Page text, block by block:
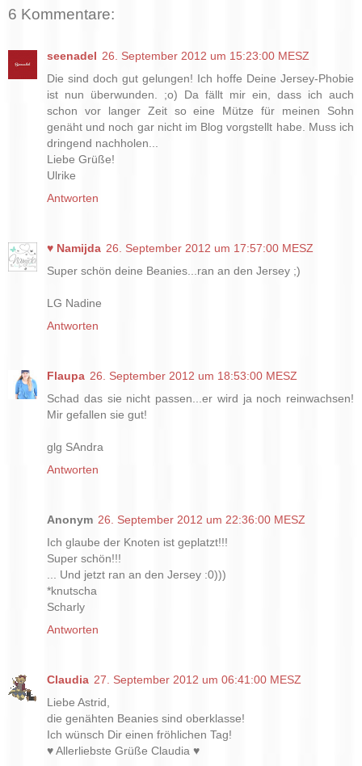
6 Kommentare:
seenadel 26. September 2012 um 15:23:00 MESZ
Die sind doch gut gelungen! Ich hoffe Deine Jersey-Phobie
ist nun überwunden. ;o) Da fällt mir ein, dass ich auch
schon vor langer Zeit so eine Mütze für meinen Sohn
genäht und noch gar nicht im Blog vorgstellt habe. Muss ich
dringend nachholen...
Liebe Grüße!
Ulrike
Antworten
♥ Namijda 26. September 2012 um 17:57:00 MESZ
Super schön deine Beanies...ran an den Jersey ;)
LG Nadine
Antworten
Flaupa 26. September 2012 um 18:53:00 MESZ
Schad das sie nicht passen...er wird ja noch reinwachsen!
Mir gefallen sie gut!
glg SAndra
Antworten
Anonym 26. September 2012 um 22:36:00 MESZ
Ich glaube der Knoten ist geplatzt!!!
Super schön!!!
... Und jetzt ran an den Jersey :0)))
*knutscha
Scharly
Antworten
Claudia 27. September 2012 um 06:41:00 MESZ
Liebe Astrid,
die genähten Beanies sind oberklasse!
Ich wünsch Dir einen fröhlichen Tag!
♥ Allerliebste Grüße Claudia ♥